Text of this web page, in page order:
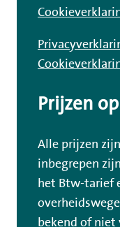
Prijzen
Alle prijzen
inbegrepen
het Btw-tarief
bekend of niet